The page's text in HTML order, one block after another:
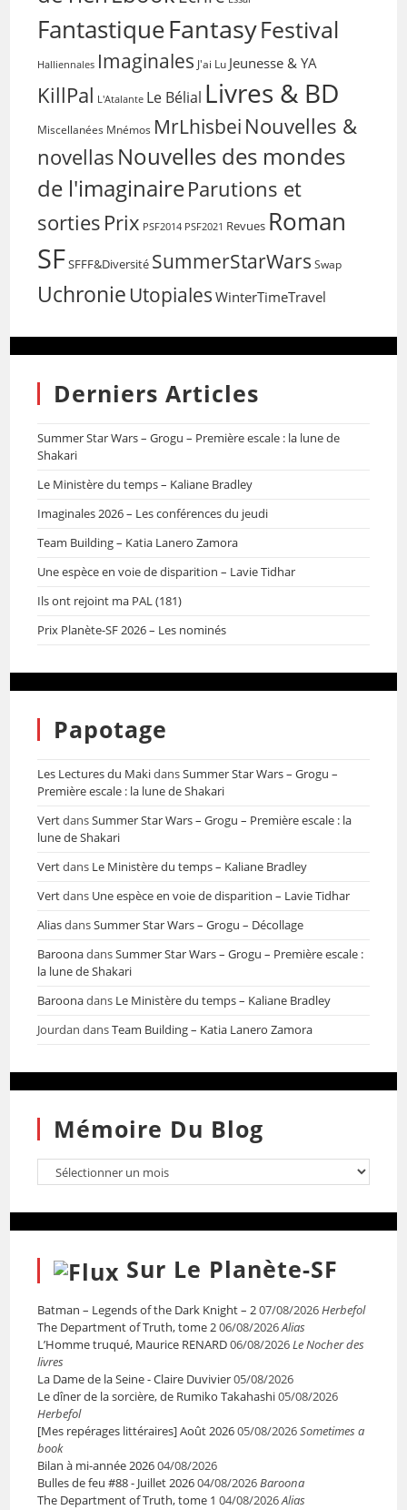
FantastiqueFantasyFestival
Halliennales Imaginales J'ai Lu Jeunesse & YA
KillPal L'Atalante Le Bélial Livres & BD
Miscellanées Mnémos MrLhisbei Nouvelles &
novellas Nouvelles des mondes
de l'imaginaireParutions et
sorties Prix PSF2014 PSF2021 Revues Roman
SFSFFF&Diversité SummerStarWars Swap
Uchronie Utopiales WinterTimeTravel
Derniers Articles
Summer Star Wars – Grogu – Première escale : la lune de
Shakari
Le Ministère du temps – Kaliane Bradley
Imaginales 2026 – Les conférences du jeudi
Team Building – Katia Lanero Zamora
Une espèce en voie de disparition – Lavie Tidhar
Ils ont rejoint ma PAL (181)
Prix Planète-SF 2026 – Les nominés
Papotage
Les Lectures du MakidansSummer Star Wars – Grogu –
Première escale : la lune de Shakari
VertdansSummer Star Wars – Grogu – Première escale : la
lune de Shakari
Vertdans Le Ministère du temps – Kaliane Bradley
Vertdans Une espèce en voie de disparition – Lavie Tidhar
AliasdansSummer Star Wars – Grogu – Décollage
BaroonadansSummer Star Wars – Grogu – Première escale :
la lune de Shakari
Baroonadans Le Ministère du temps – Kaliane Bradley
Jourdan dansTeam Building – Katia Lanero Zamora
Mémoire Du Blog
Sur Le Planète-SF
Batman – Legends of the Dark Knight – 207/08/2026Herbefol
The Department of Truth, tome 206/08/2026Alias
L’Homme truqué, Maurice RENARD06/08/2026Le Nocher des
livres
La Dame de la Seine - Claire Duvivier05/08/2026
Le dîner de la sorcière, de Rumiko Takahashi05/08/2026
Herbefol
[Mes repérages littéraires] Août 202605/08/2026Sometimes a
book
Bilan à mi-année 202604/08/2026
Bulles de feu #88 - Juillet 202604/08/2026Baroona
The Department of Truth, tome 1 04/08/2026Alias